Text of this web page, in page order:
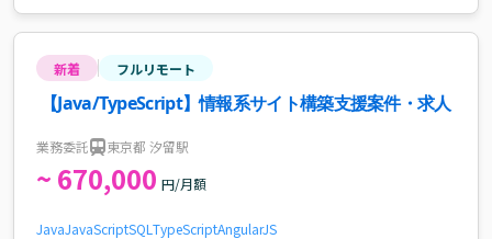
新着 フルリモート
【Java/TypeScript】情報系サイト構築支援案件・求人
業務委託 東京都 汐留駅
~ 670,000 円/月額
JavaJavaScriptSQL TypeScriptAngularJS